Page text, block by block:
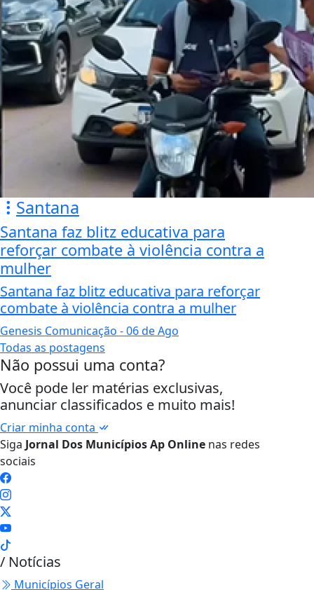
Santana
Santana faz blitz educativa para
reforçar combate à violência contra a
mulher
Santana faz blitz educativa para reforçar
combate à violência contra a mulher
Genesis Comunicação - 06 de Ago
Todas as postagens
Não possui uma conta?
Você pode ler matérias exclusivas,
anunciar classificados e muito mais!
Criar minha conta
Siga Jornal Dos Municípios Ap Online nas redes
sociais
/ Notícias
Municípios Geral